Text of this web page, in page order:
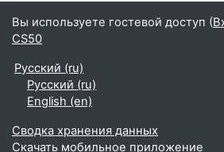
Вы используете гостевой доступ (
CS50
Русский ‎(ru)‎
Русский ‎(ru)‎
English ‎(en)‎
Сводка хранения данных
Скачать мобильное приложение